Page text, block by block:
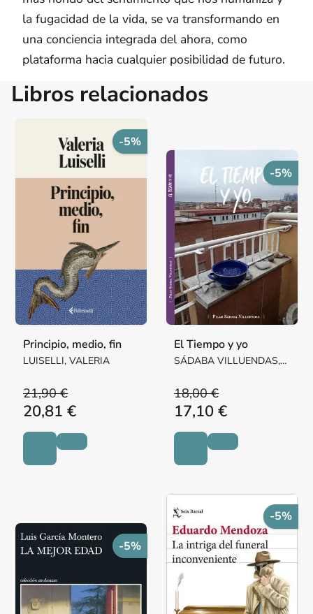
la fugacidad de la vida, se va transformando en
una conciencia integrada del ahora, como
plataforma hacia cualquier posibilidad de futuro.
Libros relacionados
-5%
Principio, medio, fin
LUISELLI, VALERIA
21,90 €
20,81 €
-5%
El Tiempo y yo
SÁDABA VILLUENDAS,
18,00 €
17,10 €
-5%
-5%